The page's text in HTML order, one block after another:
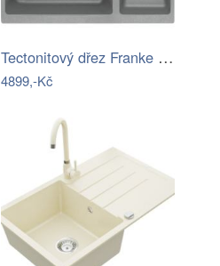
Tectonitový dřez Franke SID 160/2 Šedá
4899,-Kč